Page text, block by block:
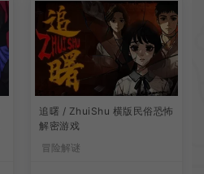
追曙 / ZhuiShu 横版民俗恐怖
解密游戏
冒险解谜